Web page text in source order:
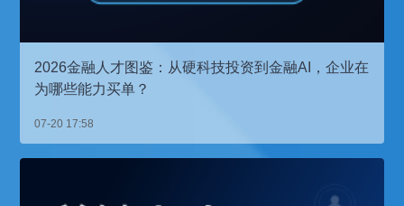
2026金融人才图鉴：从硬科技投资到金融AI，企业在
为哪些能力买单？
07-20 17:58